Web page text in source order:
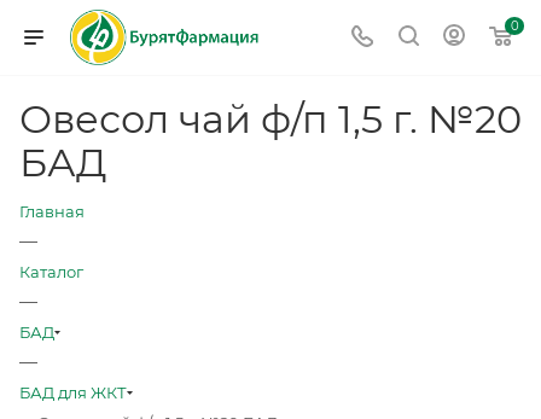
0
Овесол чай ф/п 1,5 г. №20
БАД
Главная
—
Каталог
—
БАД
—
БАД для ЖКТ